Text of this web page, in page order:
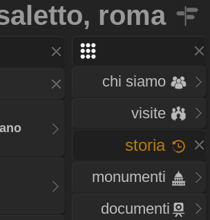
roma
chi siamo
visite
storia
monumenti
documenti